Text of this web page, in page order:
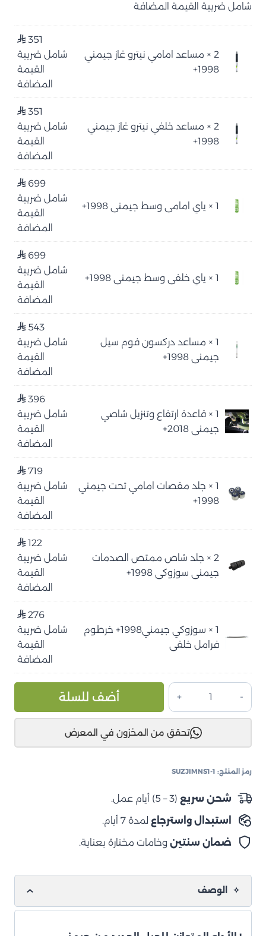
شامل ضريبة القيمة المضافة
2 ×
مساعد امامي نيترو غاز جيمني
1998+
⃁351
شامل ضريبة
القيمة
المضافة
2 × مساعد خلفي نيترو غاز جيمني
1998+
⃁351
شامل ضريبة
القيمة
المضافة
1 × ياي امامي وسط جيمني 1998+
⃁699
شامل ضريبة
القيمة
المضافة
1 × ياي خلفي وسط جيمني 1998+
⃁699
شامل ضريبة
القيمة
المضافة
1 ×
مساعد دركسون فوم سيل
جيمني 1998+
⃁543
شامل ضريبة
القيمة
المضافة
1 × قاعدة ارتفاع وتنزيل شاصي
جيمني 2018+
⃁396
شامل ضريبة
القيمة
المضافة
1 × جلد مقصات امامي تحت جيمني
1998+
⃁719
شامل ضريبة
القيمة
المضافة
2 × جلد شاص ممتص الصدمات
جيمني سوزوكي 1998+
⃁122
شامل ضريبة
القيمة
المضافة
1 × سوزوكي جيمني1998+ خرطوم
فرامل خلفي
⃁276
شامل ضريبة
القيمة
المضافة
كمية
طقم
تعليق
جيمني
غاز
ايرون
2018+
أضف للسلة
تحقق من المخزون في المعرض
رمز المنتج: SUZJIMNS1-1
شحن سريع (3 – 5) أيام عمل.
استبدال واسترجاع لمدة 7 أيام.
ضمان سنتين وخامات مختارة بعناية.
الوصف